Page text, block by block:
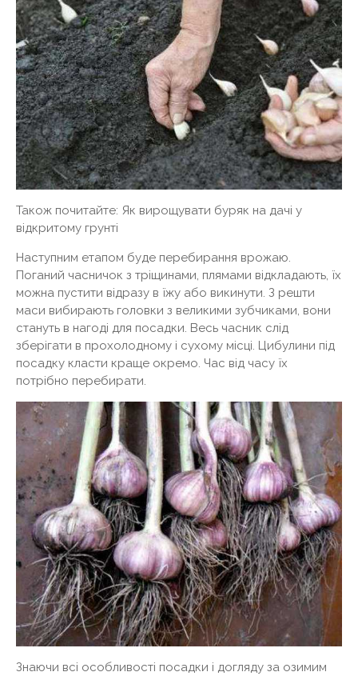
Також почитайте: Як вирощувати буряк на дачі у
відкритому грунті
Наступним етапом буде перебирання врожаю.
Поганий часничок з тріщинами, плямами відкладають, їх
можна пустити відразу в їжу або викинути. З решти
маси вибирають головки з великими зубчиками, вони
стануть в нагоді для посадки. Весь часник слід
зберігати в прохолодному і сухому місці. Цибулини під
посадку класти краще окремо. Час від часу їх
потрібно перебирати.
Знаючи всі особливості посадки і догляду за озимим